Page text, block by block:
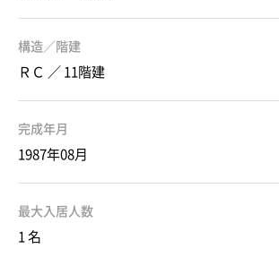
構造／階建
ＲＣ ／ 11階建
完成年月
1987年08月
最大入居人数
1 名